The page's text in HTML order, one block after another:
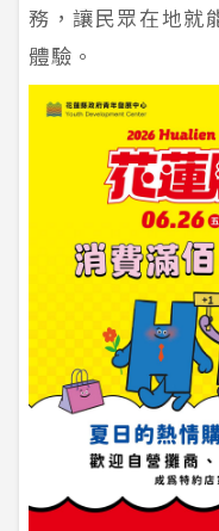
務，讓民眾在地就
體驗。